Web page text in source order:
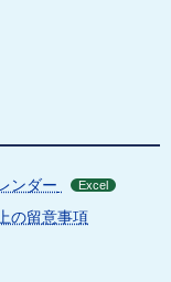
ンダー Excel
の留意事項